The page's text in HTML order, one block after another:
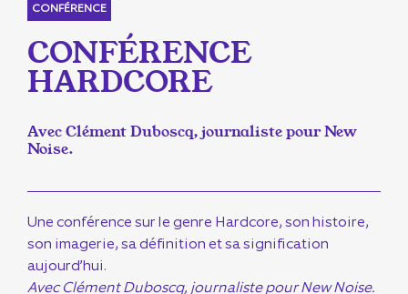
CONFÉRENCE
CONFÉRENCE
HARDCORE
Avec Clément Duboscq, journaliste pour New
Noise.
Une conférence sur le genre Hardcore, son histoire,
son imagerie, sa définition et sa signification
aujourd’hui.
Avec Clément Duboscq, journaliste pour New Noise.